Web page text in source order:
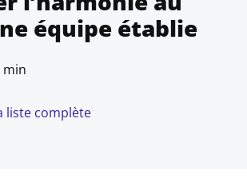
équipe établie
min
liste complète